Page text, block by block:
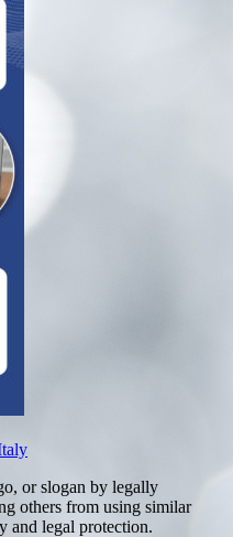
or slogan by legally
others from using similar
and legal protection.